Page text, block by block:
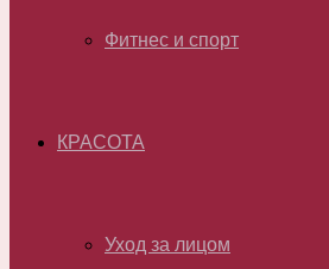
Фитнес и спорт
КРАСОТА
Уход за лицом